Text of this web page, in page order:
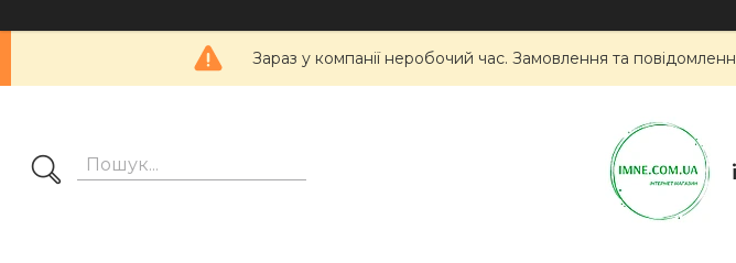
Зараз у компанії неробочий час. Замовлення та